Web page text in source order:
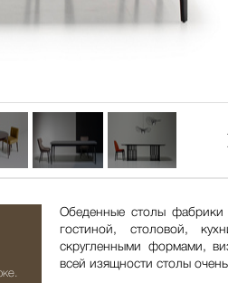
Обеденные столы фабрики
гостиной, столовой,
скругленными формами,
всей изящности столы